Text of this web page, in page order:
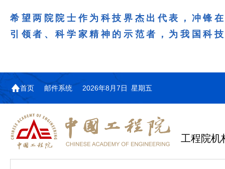
希望两院院士作为科技界杰出代表，冲锋
引领者、科学家精神的示范者，为我国科
首页 邮件系统 2026年8月7日 星期五
工程院机